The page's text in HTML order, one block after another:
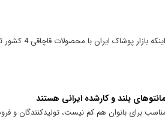
عضو هیأت‌مدیره اتحادیه تولید‌کنندگان و
بلند و کارشده ایرانی هستند
برای بانوان هم کم نیست، تولیدکنندگان و